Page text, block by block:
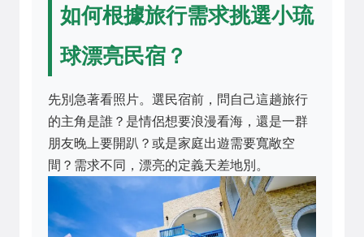
如何根據旅行需求挑選小琉
球漂亮民宿？
先別急著看照片。選民宿前，問自己這趟旅行
的主角是誰？是情侶想要浪漫看海，還是一群
朋友晚上要開趴？或是家庭出遊需要寬敞空
間？需求不同，漂亮的定義天差地別。